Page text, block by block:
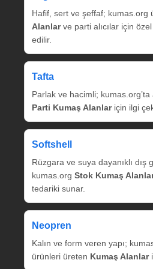
Hafif, sert ve şeffaf; kumas.org
Alanlarve parti alıcılar için
edilir.
Tafta
Parlak ve hacimli;
Parti Kumaş Alanlariçin ilgi
Softshell
Rüzgara ve suya dayanıklı dış
kumas.org Stok Kumaş
tedariki sunar.
Neopren
Kalın ve form veren yapı;
ürünleri üreten Kumaş Alanlar